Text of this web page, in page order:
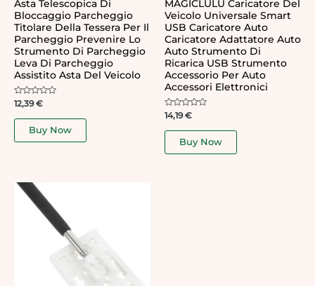
Asta Telescopica Di
Bloccaggio Parcheggio
Titolare Della Tessera Per Il
Parcheggio Prevenire Lo
Strumento Di Parcheggio
Leva Di Parcheggio
Assistito Asta Del Veicolo
Rated
out
12,39€
Buy Now
MAGICLULU Caricatore Del
Veicolo Universale Smart
USB Caricatore Auto
Caricatore Adattatore Auto
Auto Strumento Di
Ricarica USB Strumento
Accessorio Per Auto
Accessori Elettronici
Rated
out
14,19€
Buy Now